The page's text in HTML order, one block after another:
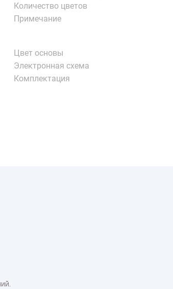
Количество цветов
Примечание
Цвет основы
Электронная схема
Комплектация